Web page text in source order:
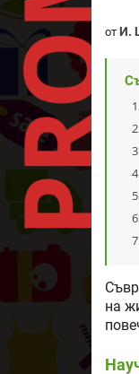
от И.
на